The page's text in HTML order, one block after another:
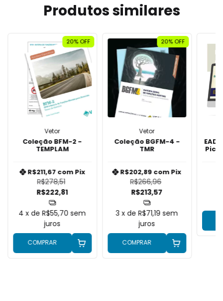
Produtos similares
20% OFF
Vetor
Coleção BFM-2 -
TEMPLAM
R$278,51
R$222,81
R$211,67 com Pix
4 x deR$55,70 sem
juros
COMPRAR
20% OFF
Vetor
Coleção BGFM-4 -
TMR
R$266,96
R$213,57
R$202,89 comPix
3 x deR$71,19 sem
juros
COMPRAR
EAD